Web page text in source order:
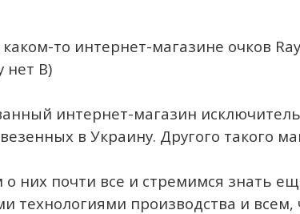
то интернет-магазине очков
нет В)
интернет-магазин
в Украину. Другого такого
них почти все и стремимся знать
технологиями производства и